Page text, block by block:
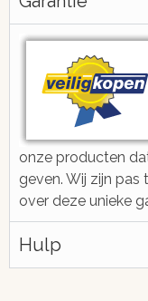
onze producten
geven. Wij zijn pas
over deze unieke
Hulp